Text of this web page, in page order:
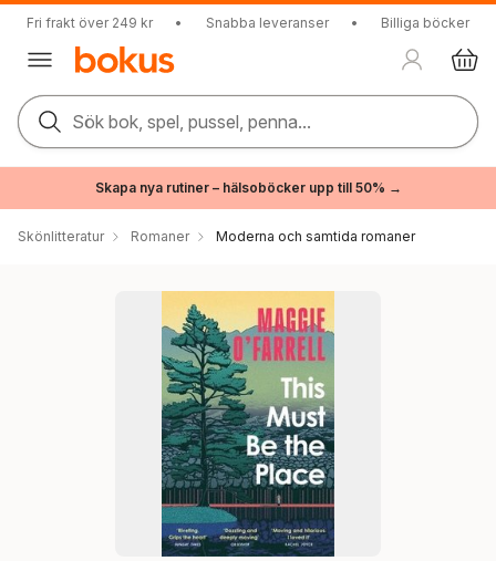
Fri frakt över 249 kr • Snabba leveranser • Billiga böcker
Sök bok, spel, pussel, penna...
Skapa nya rutiner – hälsoböcker upp till 50% →
Skönlitteratur Romaner Moderna och samtida romaner